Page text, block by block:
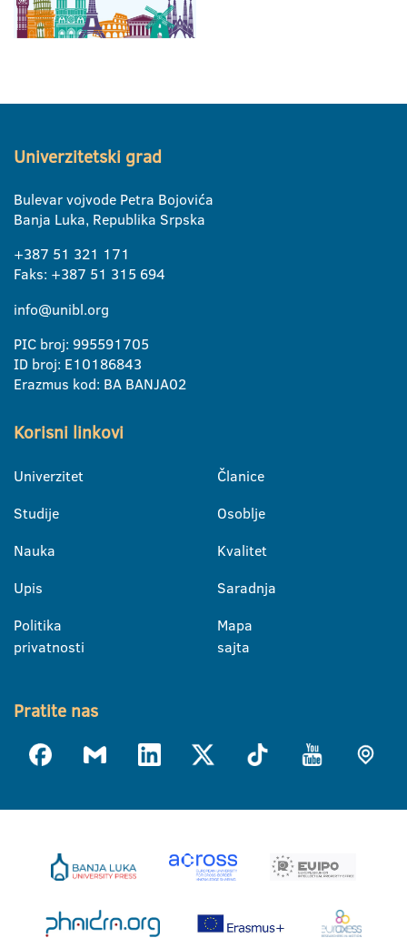
Univerzitetski grad
Bulevar vojvode Petra Bojovića
Banja Luka, Republika Srpska
+387 51 321 171
Faks: +387 51 315 694
info@unibl.org
PIC broj: 995591705
ID broj: E10186843
Erazmus kod: BA BANJA02
Korisni linkovi
Univerzitet
Studije
Nauka
Upis
Politika
privatnosti
Članice
Osoblje
Kvalitet
Saradnja
Mapa
sajta
Pratite nas